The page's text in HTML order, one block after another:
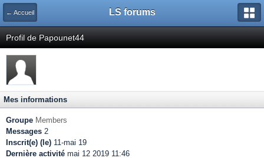
← Accueil LS forums
Profil de Papounet44
Mes informations
Groupe Members
Messages 2
Inscrit(e) (le) 11-mai 19
Dernière activité mai 12 2019 11:46